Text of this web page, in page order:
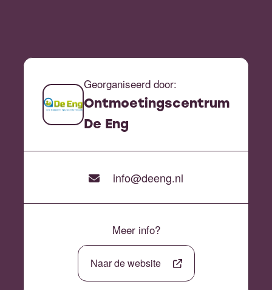
Georganiseerd door:
Ontmoetingscentrum
De Eng
info@deeng.nl
Meer info?
Naar de website